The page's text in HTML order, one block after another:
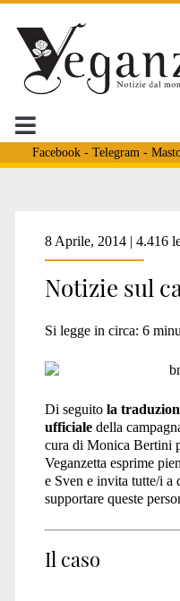
Facebook- Telegram -
Tag:
8 Aprile, 2014 | 4.416
Notizie sul
Si legge in circa: 6
Di seguito la
ufficialedella
cura di Monica Bertini
Veganzetta esprime
e Sven e invita tutte/i a
supportare queste
Il caso